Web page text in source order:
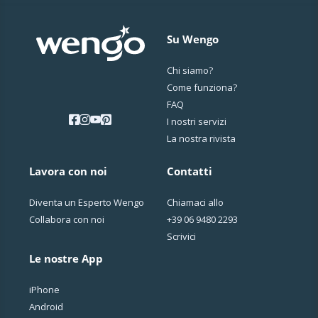
Su Wengo
Chi siamo?
Come funziona?
FAQ
I nostri servizi
La nostra rivista
Lavora con noi
Diventa un Esperto Wengo
Collabora con noi
Le nostre App
iPhone
Android
Contatti
Chiamaci allo
+39 06 9480 2293
Scrivici